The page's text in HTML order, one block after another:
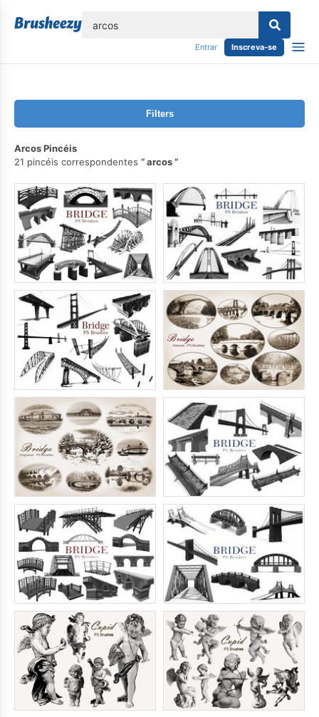
Entrar Inscreva-se
Filters
Arcos Pincéis
21 pincéis correspondentes
arcos